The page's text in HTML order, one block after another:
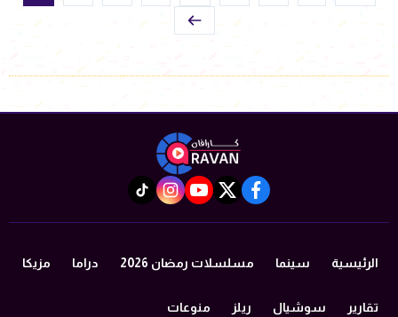
facebook
twitter
youtube
instagram
tiktok
الرئيسية سينما مسلسلات رمضان 2026 دراما مزيكا
تقارير سوشيال ريلز منوعات